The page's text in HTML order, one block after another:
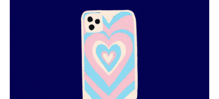
PALA VISION